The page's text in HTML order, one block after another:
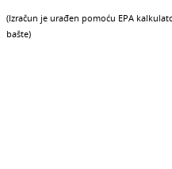
(Izračun je urađen pomoću EPA
bašte)